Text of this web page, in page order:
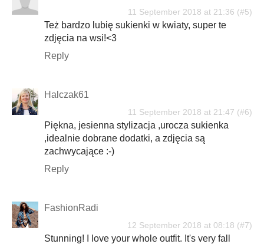
11 September 2018 at 21:36
Też bardzo lubię sukienki w kwiaty, super te
zdjęcia na wsi!<3
Reply
Halczak61
11 September 2018 at 21:47
Piękna, jesienna stylizacja ,urocza sukienka
,idealnie dobrane dodatki, a zdjęcia są
zachwycające :-)
Reply
FashionRadi
12 September 2018 at 08:18
Stunning! I love your whole outfit. It's very fall